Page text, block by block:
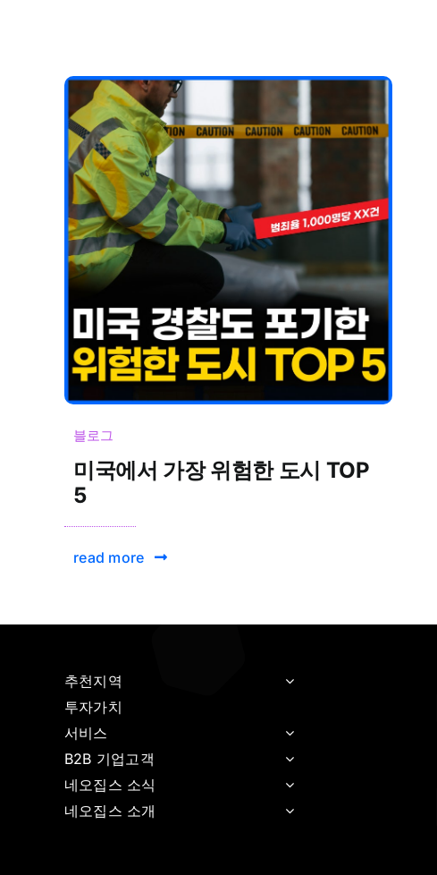
블로그
미국에서 가장 위험한 도시 TOP
5
read more
추천지역
투자가치
서비스
B2B 기업고객
네오집스 소식
네오집스 소개